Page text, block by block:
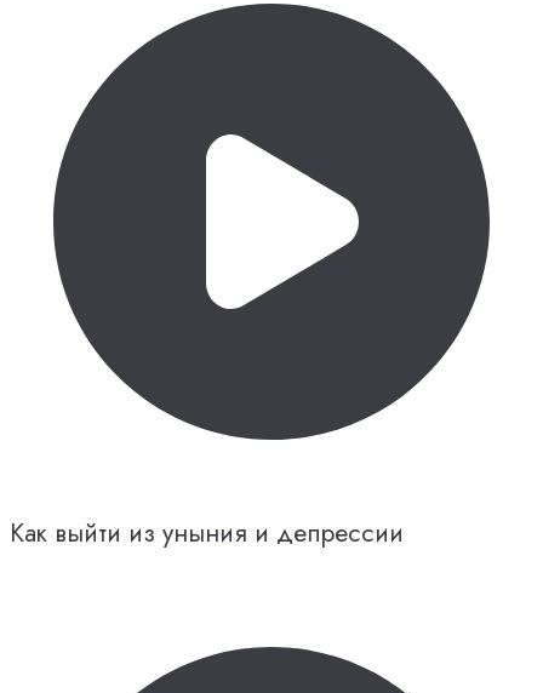
Как выйти из уныния и депрессии